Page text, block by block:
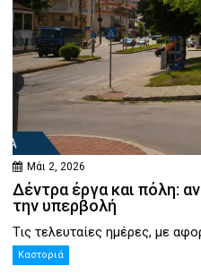
Μάι 2, 2026
Δέντρα έργα και πόλη:
την υπερβολή
Τις τελευταίες ημέρες, με
Καστοριά